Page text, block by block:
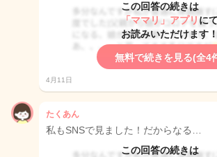
この回答の続きは
「ママリ」アプリ にて
お読みいただけます！
無料で続きを見る(全4
4月11日
たくあん
私もSNSで見ました！だからなる…
この回答の続きは